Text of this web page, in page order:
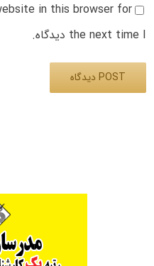
in this browser for
the next time I دیدگاه.